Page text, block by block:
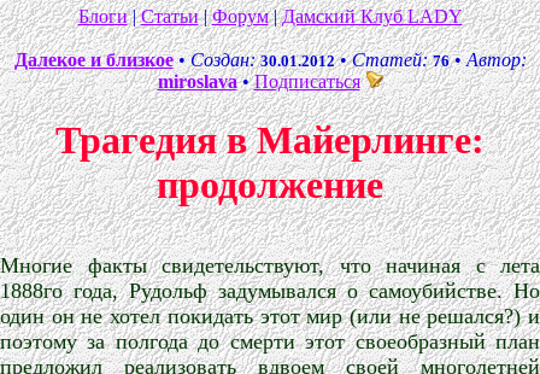
Блоги|Статьи|Форум|Дамский Клуб LADY
Далекое и близкое•Создан: 30.01.2012•Статей: 76•Автор:
miroslava•Подписаться
Трагедия в Майерлинге:
продолжение
Многие факты свидетельствуют, что начиная с лета
1888го года, Рудольф задумывался о самоубийстве. Но
один он не хотел покидать этот мир (или не решался?) и
поэтому за полгода до смерти этот своеобразный план
предложил реализовать вдвоем своей многолетней